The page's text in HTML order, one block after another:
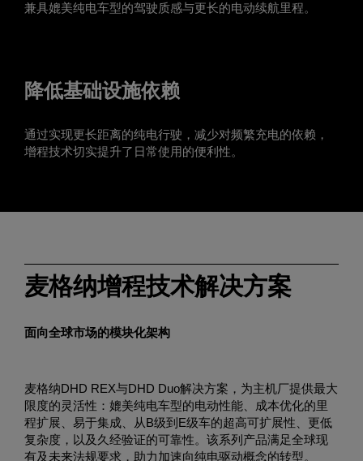
兼具媲美纯电车型的驾驶质感与更长的电动续航里程。
降低基础设施依赖
通过实现更长距离的纯电行驶，减少对频繁充电的依赖，
增程技术切实提升了日常使用的便利性。
麦格纳增程技术解决方案
面向全球市场的模块化架构
麦格纳DHD REX与DHD Duo解决方案，为主机厂提供最大
限度的灵活性：媲美纯电车型的电动性能、成本优化的里
程扩展、易于集成、从B级到E级车的超高可扩展性、更低
复杂度，以及久经验证的可靠性。该系列产品满足全球现
有及未来法规要求，助力加速向纯电驱动概念的转型。